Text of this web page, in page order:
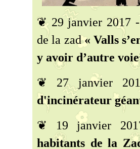
❦ 29 janvier 2017 -
de la zad« Valls
y avoir d’autre
❦ 27 janvier
d'incinérateur
❦ 19 janvier
habitants de la